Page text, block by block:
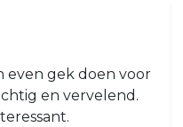
even gek doen voor
en vervelend.